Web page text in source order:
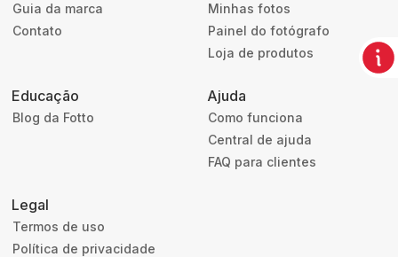
Guia da marca
Contato
Minhas fotos
Painel do fotógrafo
Loja de produtos
Educação
Blog da Fotto
Ajuda
Como funciona
Central de ajuda
FAQ para clientes
Legal
Termos de uso
Política de privacidade